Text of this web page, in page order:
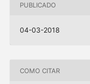
PUBLICADO
04-03-2018
COMO CITAR